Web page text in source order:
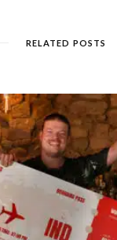
RELATED POSTS